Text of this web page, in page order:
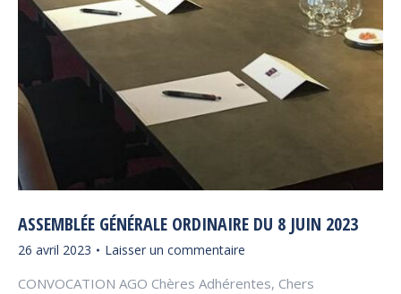
ASSEMBLÉE GÉNÉRALE ORDINAIRE DU 8 JUIN 2023
26 avril 2023 Laisser un commentaire
CONVOCATION AGO Chères Adhérentes, Chers